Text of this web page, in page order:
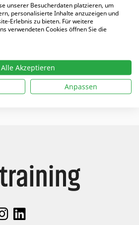
Pflichtfelder
mich einloggen
unserer Besucherdaten platzieren, um
personalisierte Inhalte anzuzeigen und
Erlebnis zu bieten. Für weitere
verwendeten Cookies öffnen Sie die
Alle Akzeptieren
Anpassen